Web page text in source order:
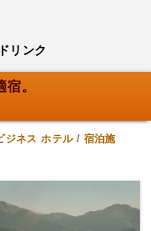
リンク
。
ジネス ホテル/ 宿泊施